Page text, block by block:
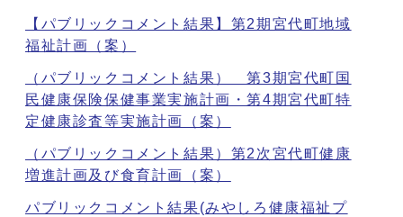
【パブリックコメント結果】第2期宮代町地域
福祉計画（案）
（パブリックコメント結果） 第3期宮代町国
民健康保険保健事業実施計画・第4期宮代町特
定健康診査等実施計画（案）
（パブリックコメント結果）第2次宮代町健康
増進計画及び食育計画（案）
パブリックコメント結果(みやしろ健康福祉プ